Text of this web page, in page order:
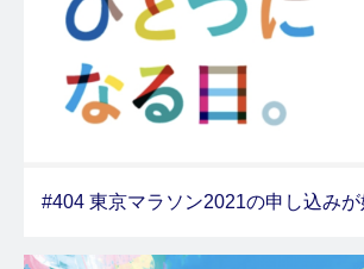
#404 東京マラソン2021の申し込み